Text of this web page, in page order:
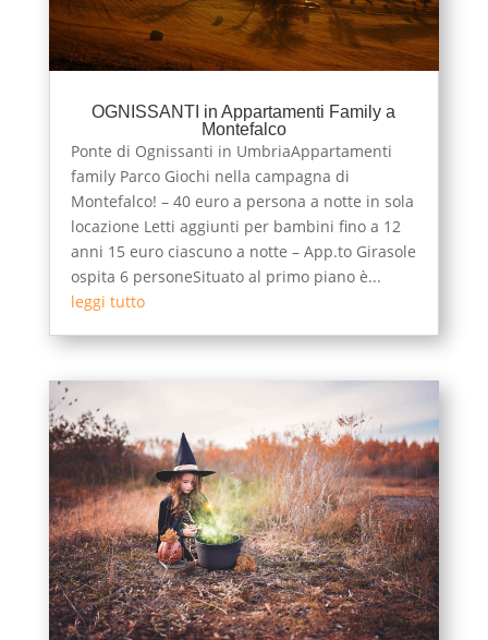
OGNISSANTI in Appartamenti Family a
Montefalco
Ponte di Ognissanti in UmbriaAppartamenti
family Parco Giochi nella campagna di
Montefalco! – 40 euro a persona a notte in sola
locazione Letti aggiunti per bambini fino a 12
anni 15 euro ciascuno a notte – App.to Girasole
ospita 6 personeSituato al primo piano è...
leggi tutto